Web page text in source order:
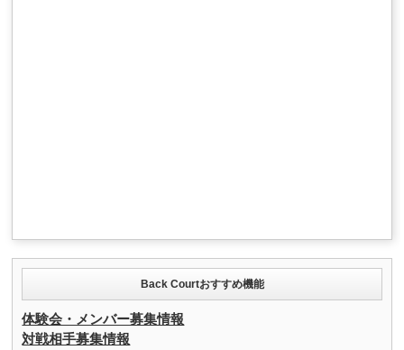
Back Courtおすすめ機能
体験会・メンバー募集情報
対戦相手募集情報